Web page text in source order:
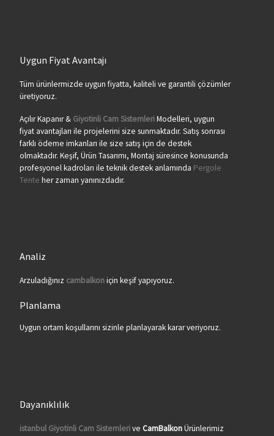
Uygun Fiyat Avantajı
Tüm ürünlermizde uygun fiyatta, kaliteli ve garantili çözümler
üretiyoruz.
Açılır Kapanır & Giyotinli Cam SistemleriModelleri, uygun
fiyat avantajları ile projelerini size sunmaktadır. Satış sonrası
farklı ödeme imkanları ile size satış için de destek
olmaktadır. Keşif, Ürün Tasarımı, Montaj süresince konusunda
profesyonel kadroları ile teknik destek anlamında Pergole
Tente her zaman yanınızdadır.
Analiz
Arzuladığınız cambalkoniçin keşif yapıyoruz.
Planlama
Uygun ortam koşullarını sizinle planlayarak karar veriyoruz.
Dayanıklılık
istanbul Giyotinli Cam Sistemlerive CamBalkonÜrünlerimiz